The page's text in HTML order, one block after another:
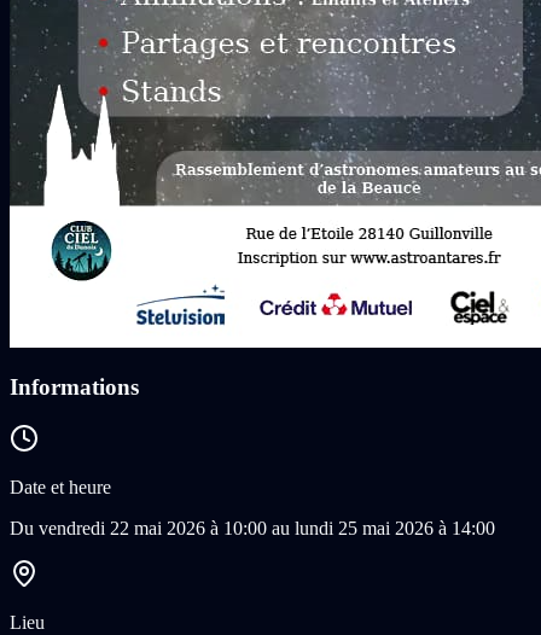
Informations
Date et heure
Du vendredi 22 mai 2026 à 10:00 au lundi 25 mai 2026 à 14:00
Lieu